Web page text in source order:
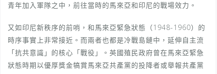
青年加入軍隊之中，前往當時的馬來亞和印尼的戰場效力。
又如印尼新秩序的前哨，和馬來亞緊急狀態（1948-1960）的
時序事實上非常接近。而兩者也都是冷戰島鏈中，延伸自主流
「抗共意識」的核心「戰役」。英國殖民政府曾在馬來亞緊急
狀態時期以優厚獎金犒賞馬來亞共產黨的投降者或舉報共產黨